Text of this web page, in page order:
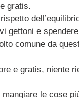
gratis.
gettoni e
comune da
e gratis, niente
le cose